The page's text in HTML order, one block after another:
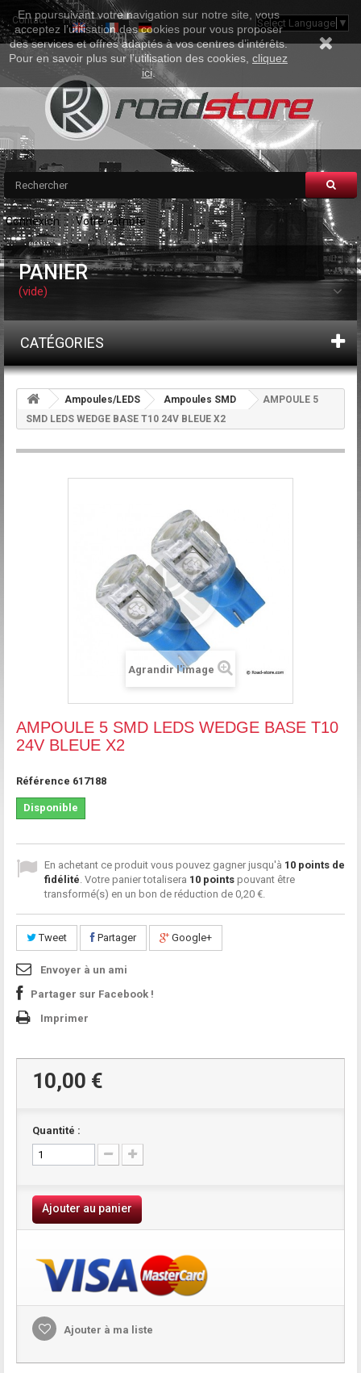
Contact Plan Du Site Select Language ▼
Connexion Votre compte
PANIER
(vide)
CATÉGORIES
Ampoules/LEDS Ampoules SMD
AMPOULE 5
SMD LEDS WEDGE BASE T10 24V BLEUE X2
Agrandir l'image
AMPOULE 5 SMD LEDS WEDGE BASE T10
24V BLEUE X2
Référence 617188
Disponible
En achetant ce produit vous pouvez gagner jusqu'à 10 points de
fidélité . Votre panier totalisera 10 points pouvant être
transformé(s) en un bon de réduction de 0,20 €
Tweet Partager Google+
Envoyer à un ami
Partager sur Facebook !
Imprimer
10,00 €
Quantité :
Ajouter au panier
Ajouter à ma liste
En poursuivant votre navigation sur notre site, vous
acceptez l’utilisation des cookies pour vous proposer
des services et offres adaptés à vos centres d’intérêts.
Pour en savoir plus sur l'utilisation des cookies, cliquez
ici.